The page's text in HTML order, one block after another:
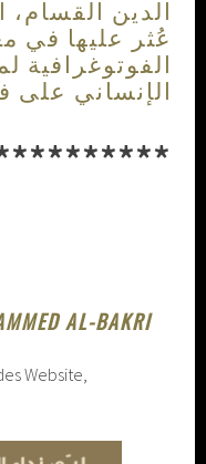
الدين
عُثر عليها في
الفوتوغرافية
الإنساني على
AL-BAKRI
Website,